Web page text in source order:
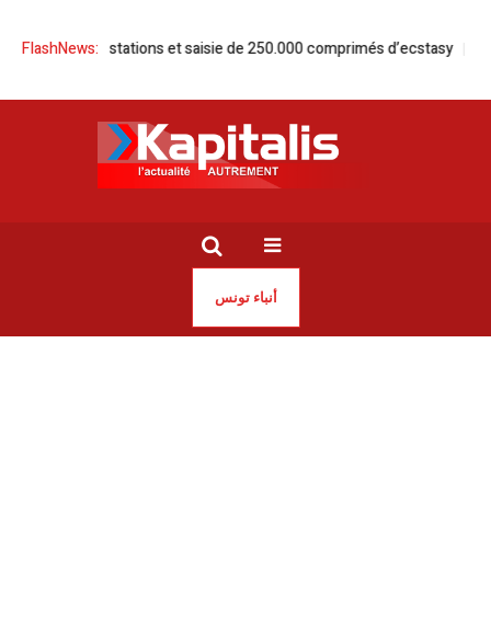
FlashNews:
| 12 arrestations et saisie de 250.000 comprimés d’ecstasy Météo
أنباء تونس